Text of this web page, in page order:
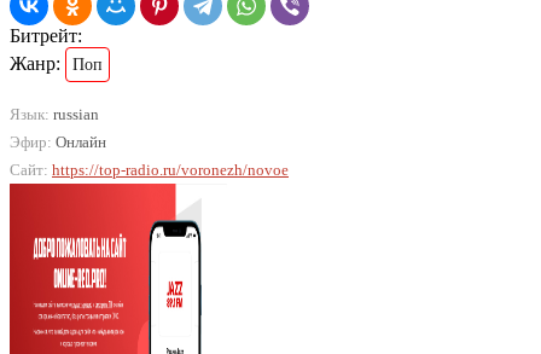
Битрейт:
Жанр:
Поп
Язык: russian
Эфир: Онлайн
Сайт: https://top-radio.ru/voronezh/novoe